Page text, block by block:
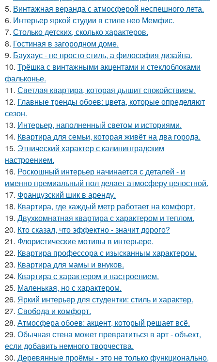
5. Винтажная веранда с атмосферой неспешного лета.
6. Интерьер яркой студии в стиле нео Мемфис.
7. Столько детских, сколько характеров.
8. Гостиная в загородном доме.
9. Баухаус - не просто стиль, а философия дизайна.
10. Трёшка с винтажными акцентами и стеклоблоками
фальконье.
11. Светлая квартира, которая дышит спокойствием.
12. Главные тренды обоев: цвета, которые определяют
сезон.
13. Интерьер, наполненный светом и историями.
14. Квартира для семьи, которая живёт на два города.
15. Этнический характер с калининградским
настроением.
16. Роскошный интерьер начинается с деталей - и
именно премиальный пол делает атмосферу целостной.
17. Французский шик в аренду.
18. Квартира, где каждый метр работает на комфорт.
19. Двухкомнатная квартира с характером и теплом.
20. Кто сказал, что эффектно - значит дорого?
21. Флористические мотивы в интерьере.
22. Квартира профессора с изысканным характером.
23. Квартира для мамы и внуков.
24. Квартира с характером и настроением.
25. Маленькая, но с характером.
26. Яркий интерьер для студентки: стиль и характер.
27. Свобода и комфорт.
28. Атмосфера обоев: акцент, который решает всё.
29. Обычная стена может превратиться в арт - объект,
если добавить немного творчества.
30. Деревянные проёмы - это не только функционально,